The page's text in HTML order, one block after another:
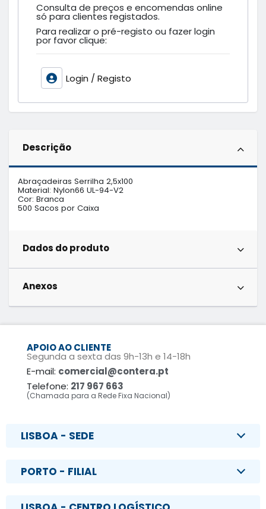
Consulta de preços e encomendas online
só para clientes registados.
Para realizar o pré-registo ou fazer login
por favor clique:
Login / Registo
Descrição
Abraçadeiras Serrilha 2,5x100
Material: Nylon66 UL-94-V2
Cor: Branca
500 Sacos por Caixa
Dados do produto
Anexos
APOIO AO CLIENTE
Segunda a sexta das 9h-13h e 14-18h
E-mail: comercial@contera.pt
Telefone: 217 967 663
(Chamada para a Rede Fixa Nacional)
LISBOA - SEDE
PORTO - FILIAL